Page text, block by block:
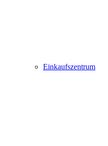
Einkaufszentrum